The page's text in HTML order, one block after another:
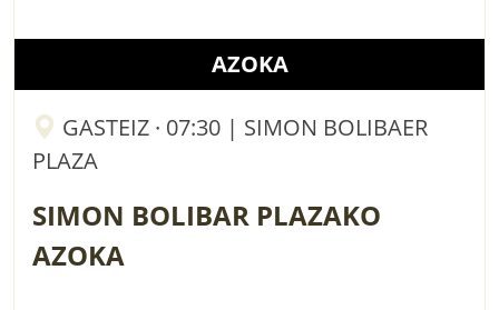
AZOKA
GASTEIZ · 07:30 | SIMON BOLIBAER
PLAZA
SIMON BOLIBAR PLAZAKO
AZOKA